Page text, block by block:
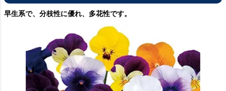
早生系で、分枝性に優れ、多花性です。